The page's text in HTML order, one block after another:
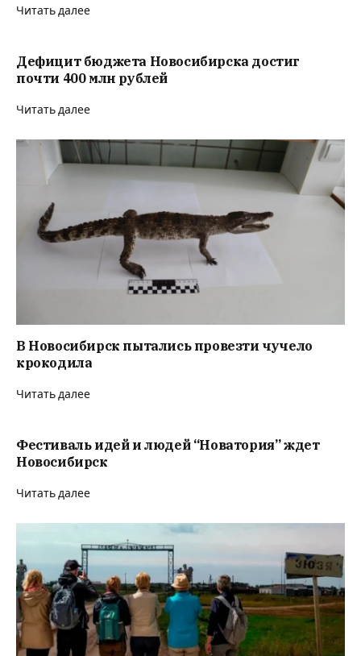
Читать далее
Дефицит бюджета Новосибирска достиг
почти 400 млн рублей
Читать далее
В Новосибирск пытались провезти чучело
крокодила
Читать далее
Фестиваль идей и людей “Новатория” ждет
Новосибирск
Читать далее